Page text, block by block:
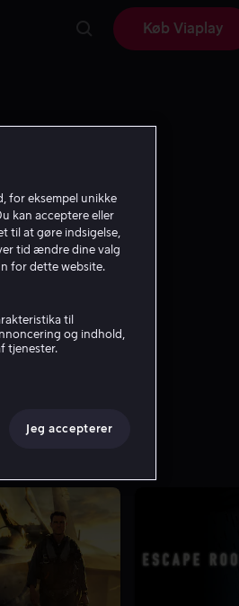
Køb Viaplay
for eksempel unikke
kan acceptere eller
til at gøre indsigelse,
tid ændre dine valg
for dette website.
til
og indhold,
tjenester.
Jeg accepterer